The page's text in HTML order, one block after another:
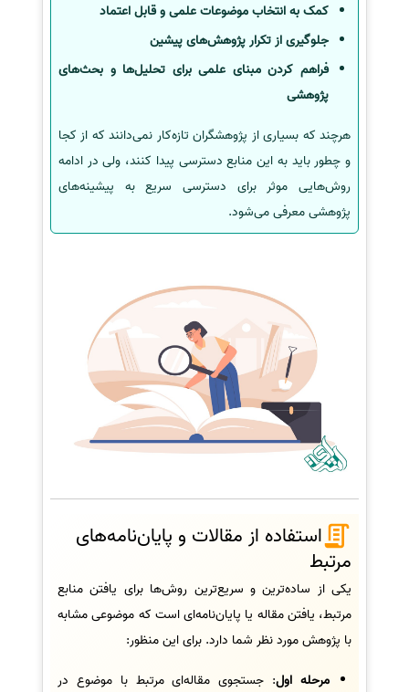
کمک به انتخاب موضوعات علمی و قابل اعتماد
جلوگیری از تکرار پژوهش‌های پیشین
فراهم کردن مبنای علمی برای تحلیل‌ها و بحث‌های
پژوهشی
هرچند که بسیاری از پژوهشگران تازه‌کار نمی‌دانند که از کجا
و چطور باید به این منابع دسترسی پیدا کنند، ولی در ادامه
روش‌هایی موثر برای دسترسی سریع به پیشینه‌های
پژوهشی معرفی می‌شود.
استفاده از مقالات و پایان‌نامه‌های
مرتبط
یکی از ساده‌ترین و سریع‌ترین روش‌ها برای یافتن منابع
مرتبط، یافتن مقاله یا پایان‌نامه‌ای است که موضوعی مشابه
با پژوهش مورد نظر شما دارد. برای این منظور:
مرحله اول: جستجوی مقاله‌ای مرتبط با موضوع در